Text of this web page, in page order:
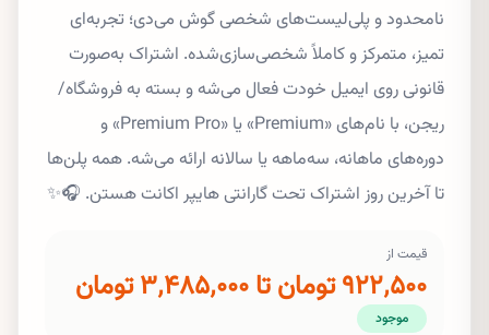
نامحدود و پلی‌لیست‌های شخصی گوش می‌دی؛ تجربه‌ای
تمیز، متمرکز و کاملاً شخصی‌سازی‌شده. اشتراک به‌صورت
قانونی روی ایمیل خودت فعال می‌شه و بسته به فروشگاه/
ریجن، با نام‌های «Premium» یا «Premium Pro» و
دوره‌های ماهانه، سه‌ماهه یا سالانه ارائه می‌شه. همه پلن‌ها
تا آخرین روز اشتراک تحت گارانتی هایپر اکانت هستن. 🎧✨
قیمت از
۹۲۲٬۵۰۰ تومان تا ۳٬۴۸۵٬۰۰۰ تومان
موجود